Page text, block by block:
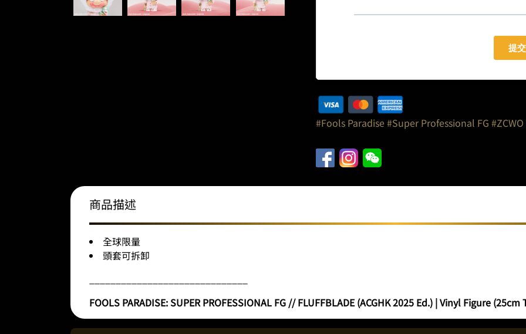
#Fools Paradise#Super Professional FG #ZCWO
商品描述
全球限量
頭套可拆卸
FOOLS PARADISE: SUPER PROFESSIONAL FG // FLUFFBLADE (ACGHK 2025 Ed.) | Vinyl Figure (25cm